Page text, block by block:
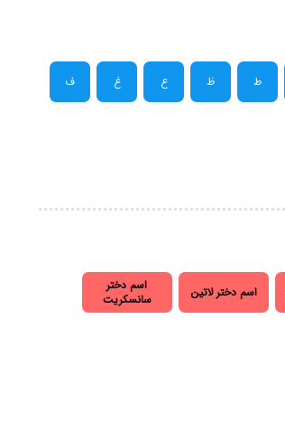
ط ظ ع غ ف
اسم دختر لاتین
اسم دختر
سانسکریت